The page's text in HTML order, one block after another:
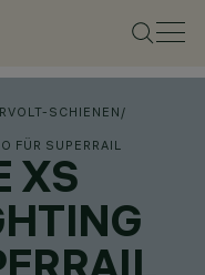
SCHIENEN /
FÜR SUPERRAIL
XS